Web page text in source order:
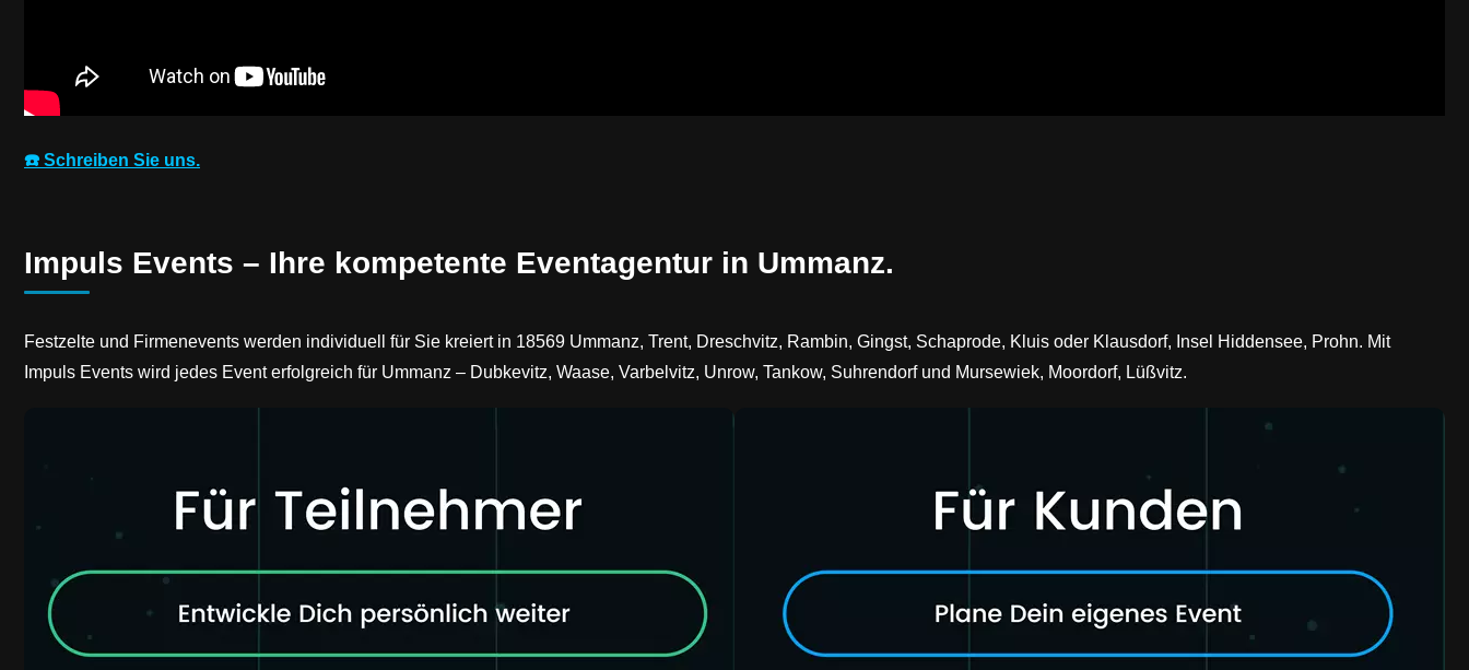
☎️ Schreiben Sie uns.
Impuls Events – Ihre kompetente Eventagentur in Ummanz.
Festzelte und Firmenevents werden individuell für Sie kreiert in 18569 Ummanz, Trent, Dreschvitz, Rambin, Gingst, Schaprode, Kluis oder Klausdorf, Insel Hiddensee, Prohn. Mit
Impuls Events wird jedes Event erfolgreich für Ummanz – Dubkevitz, Waase, Varbelvitz, Unrow, Tankow, Suhrendorf und Mursewiek, Moordorf, Lüßvitz.